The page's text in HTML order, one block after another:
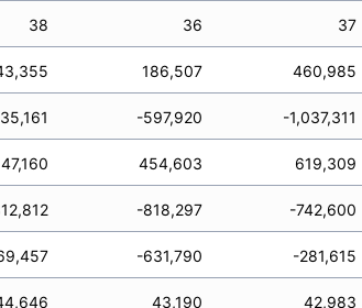
38 36 37
186,507 460,985
-597,920 -1,037,311
454,603 619,309
-818,297 -742,600
-631,790 -281,615
43,190 42,983